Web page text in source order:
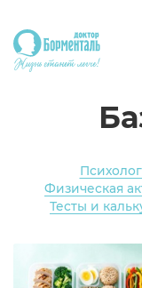
Физическая
Тесты и